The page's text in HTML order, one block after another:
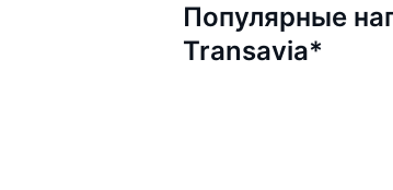
Популярные
Transavia*